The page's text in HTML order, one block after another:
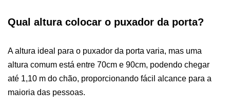
Qual altura colocar o puxador da porta?
A altura ideal para o puxador da porta varia, mas uma
altura comum está entre 70cm e 90cm, podendo chegar
até 1,10 m do chão, proporcionando fácil alcance para a
maioria das pessoas.